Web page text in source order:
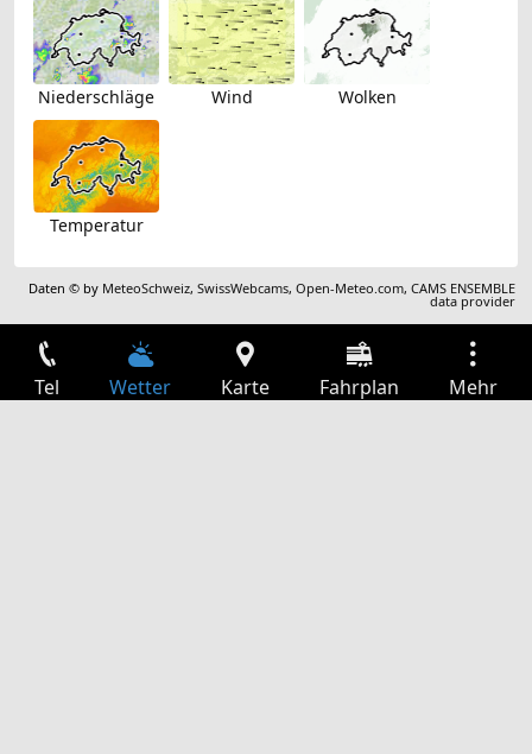
Niederschläge Wind Wolken
Temperatur
Daten © by MeteoSchweiz,SwissWebcams,Open-Meteo.com,CAMS ENSEMBLE
data provider
Tel Wetter Karte Fahrplan Mehr